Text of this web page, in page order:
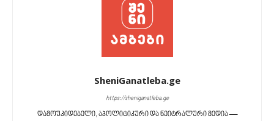
SheniGanatleba.ge
https://sheniganatleba.ge
დამოუკიდებელი, აპოლიტიკური და ნეიტრალური მედია —